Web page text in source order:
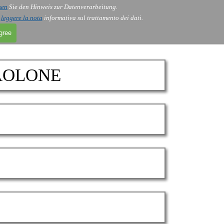
Sie den Hinweis zur Datenverarbeitung.
leggere la nota informativa sul trattamento dei dati.